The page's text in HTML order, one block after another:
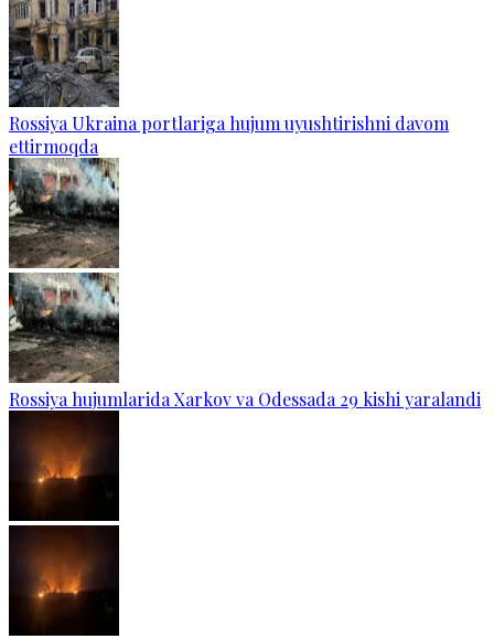
Rossiya Ukraina portlariga hujum uyushtirishni davom
ettirmoqda
Rossiya hujumlarida Xarkov va Odessada 29 kishi yaralandi